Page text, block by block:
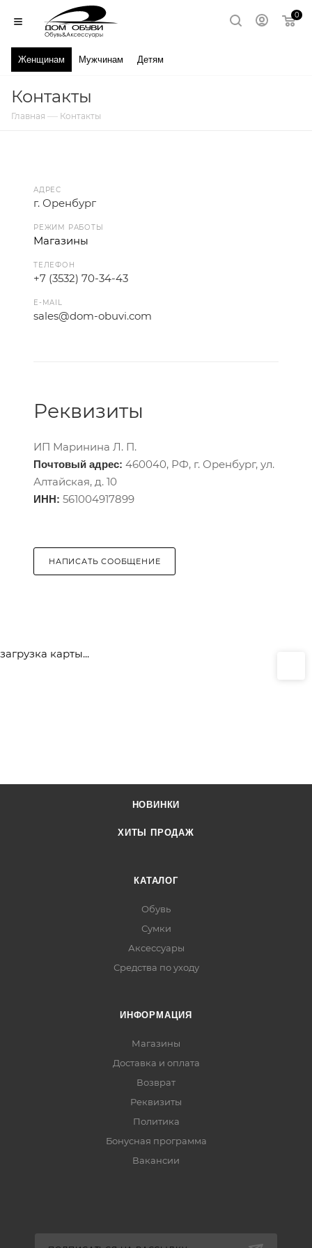
0
Женщинам Мужчинам Детям
Контакты
Главная — Контакты
АДРЕС
г. Оренбург
РЕЖИМ РАБОТЫ
Магазины
ТЕЛЕФОН
+7 (3532) 70-34-43
E-MAIL
sales@dom-obuvi.com
Реквизиты
ИП Маринина Л. П.
Почтовый адрес: 460040, РФ, г. Оренбург, ул.
Алтайская, д. 10
ИНН: 561004917899
НАПИСАТЬ СООБЩЕНИЕ
загрузка карты...
НОВИНКИ
ХИТЫ ПРОДАЖ
КАТАЛОГ
Обувь
Сумки
Аксессуары
Средства по уходу
ИНФОРМАЦИЯ
Магазины
Доставка и оплата
Возврат
Реквизиты
Политика
Бонусная программа
Вакансии